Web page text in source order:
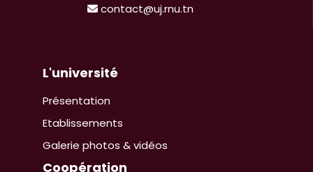
contact@uj.rnu.tn
L'université
Présentation
Etablissements
Galerie photos & vidéos
Coopération